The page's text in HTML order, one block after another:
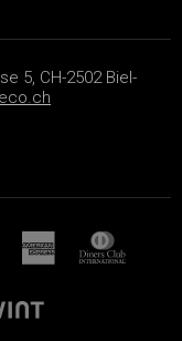
5, CH-2502 Biel-